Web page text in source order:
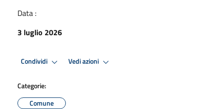
Data :
3 luglio 2026
Condividi Vedi azioni
Categorie:
Comune